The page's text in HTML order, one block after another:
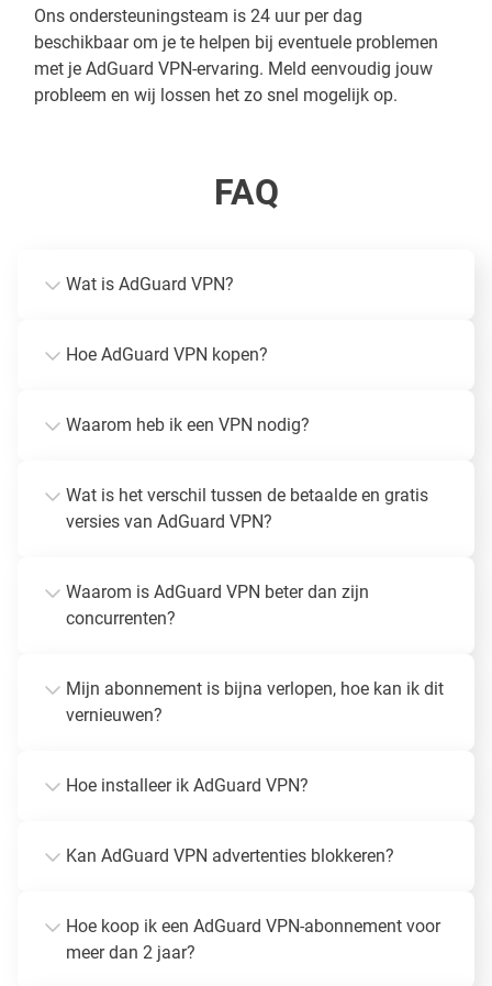
Ons ondersteuningsteam is 24 uur per dag
beschikbaar om je te helpen bij eventuele problemen
met je AdGuard VPN-ervaring. Meld eenvoudig jouw
probleem en wij lossen het zo snel mogelijk op.
FAQ
Wat is AdGuard VPN?
Hoe AdGuard VPN kopen?
Waarom heb ik een VPN nodig?
Wat is het verschil tussen de betaalde en gratis
versies van AdGuard VPN?
Waarom is AdGuard VPN beter dan zijn
concurrenten?
Mijn abonnement is bijna verlopen, hoe kan ik dit
vernieuwen?
Hoe installeer ik AdGuard VPN?
Kan AdGuard VPN advertenties blokkeren?
Hoe koop ik een AdGuard VPN-abonnement voor
meer dan 2 jaar?